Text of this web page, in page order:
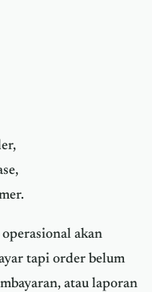
akan
tapi order belum
atau laporan